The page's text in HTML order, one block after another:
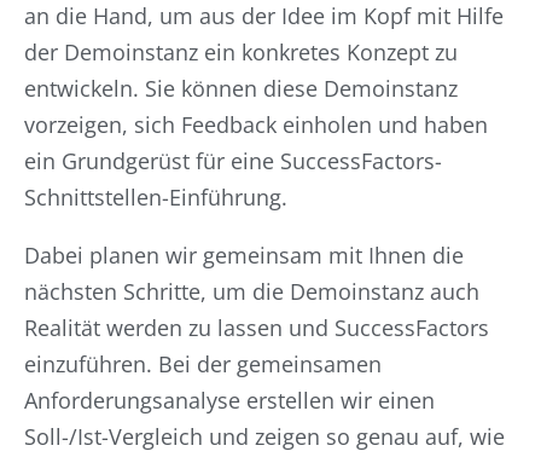
an die Hand, um aus der Idee im Kopf mit Hilfe
der Demoinstanz ein konkretes Konzept zu
entwickeln. Sie können diese Demoinstanz
vorzeigen, sich Feedback einholen und haben
ein Grundgerüst für eine SuccessFactors-
Schnittstellen-Einführung.
Dabei planen wir gemeinsam mit Ihnen die
nächsten Schritte, um die Demoinstanz auch
Realität werden zu lassen und SuccessFactors
einzuführen. Bei der gemeinsamen
Anforderungsanalyse erstellen wir einen
Soll-/Ist-Vergleich und zeigen so genau auf, wie